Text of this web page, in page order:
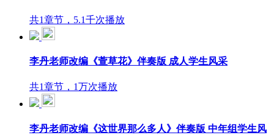
共1章节，5.1千次播放
李丹老师改编《萱草花》伴奏版 成人学生风采
共1章节，1万次播放
李丹老师改编《这世界那么多人》伴奏版 中年组学生风